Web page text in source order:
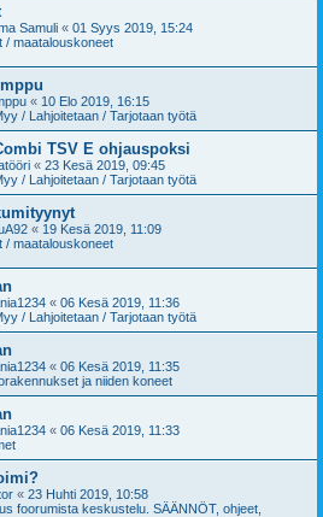
Samuli « 01 Syys 2019, 15:24
/ maatalouskoneet
« 10 Elo 2019, 16:15
/ Lahjoitetaan / Tarjotaan työtä
TSV E ohjauspoksi
« 23 Kesä 2019, 09:45
/ Lahjoitetaan / Tarjotaan työtä
« 19 Kesä 2019, 11:09
/ maatalouskoneet
« 06 Kesä 2019, 11:36
/ Lahjoitetaan / Tarjotaan työtä
« 06 Kesä 2019, 11:35
ja niiden koneet
« 06 Kesä 2019, 11:33
« 23 Huhti 2019, 10:58
foorumista keskustelu. SÄÄNNÖT, ohjeet,